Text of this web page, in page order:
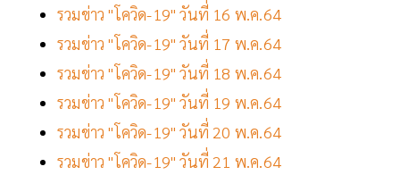
รวมข่าว "โควิด-19" วันที่ 16 พ.ค.64
รวมข่าว "โควิด-19" วันที่ 17 พ.ค.64
รวมข่าว "โควิด-19" วันที่ 18 พ.ค.64
รวมข่าว "โควิด-19" วันที่ 19 พ.ค.64
รวมข่าว "โควิด-19" วันที่ 20 พ.ค.64
รวมข่าว "โควิด-19" วันที่ 21 พ.ค.64